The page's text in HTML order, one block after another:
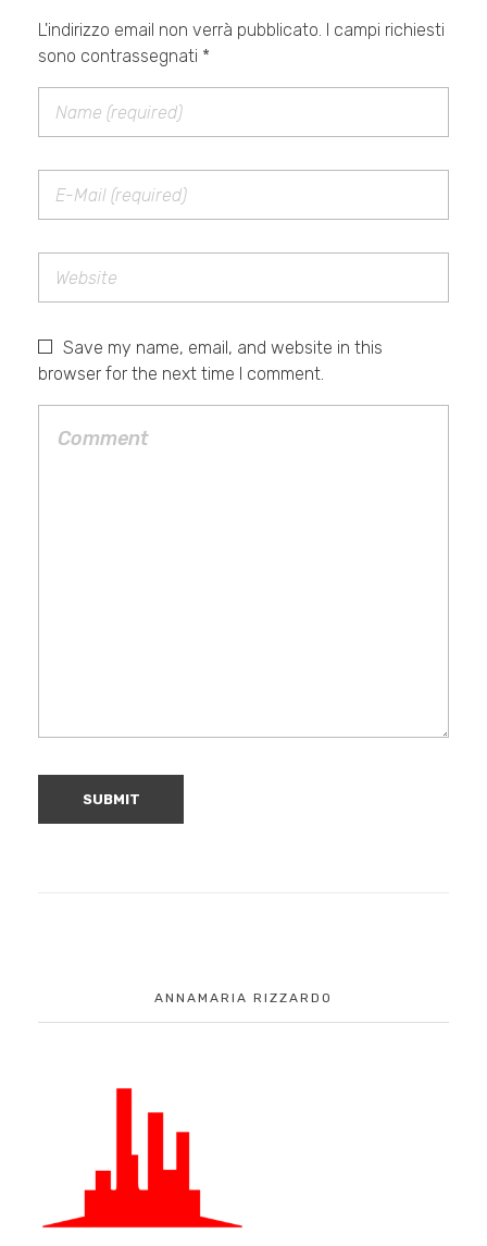
L'indirizzo email non verrà pubblicato. I campi richiesti
sono contrassegnati *
Save my name, email, and website in this
browser for the next time I comment.
ANNAMARIA RIZZARDO